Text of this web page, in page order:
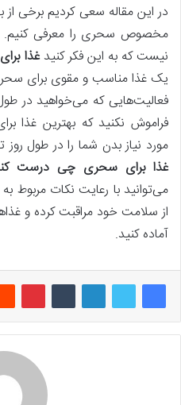
در این مقاله سعی کردیم برخی
مخصوص سحری را معرفی کنیم. با
نیست که به این فکر کنیدغذا
یک غذا مناسب و مقوی برای
فعالیت‌هایی که می‌خواهید در
فراموش نکنید که بهترین غذا
مورد نیاز بدن شما را در طول
غذا برای سحری چی درست
می‌توانید با رعایت نکات مربوط
از سلامت خود مراقبت کرده و
آماده کنید.